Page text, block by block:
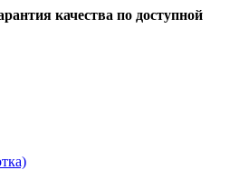
качества по доступной